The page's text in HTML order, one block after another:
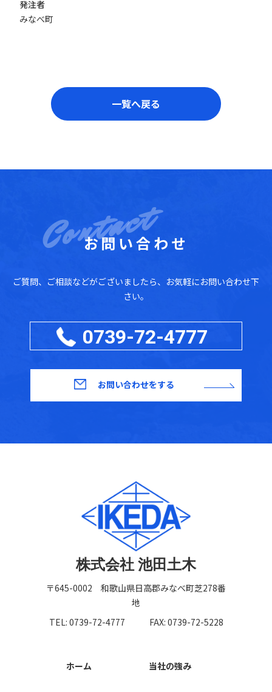
発注者
みなべ町
一覧へ戻る
お問い合わせ
ご質問、ご相談などがございましたら、お気軽にお問い合わせ下
さい。
0739-72-4777
お問い合わせをする
株式会社 池田土木
〒645-0002 和歌山県日高郡みなべ町芝278番
地
TEL: 0739-72-4777
FAX: 0739-72-5228
ホーム 当社の強み